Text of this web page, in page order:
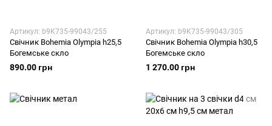
Артикул: b9K735-99043/255
Свічник Bohemia Olympia h25,5
Богемське скло
890.00 грн
Артикул: b9K735-99043/305
Свічник Bohemia Olympia h30,5
Богемське скло
1 270.00 грн